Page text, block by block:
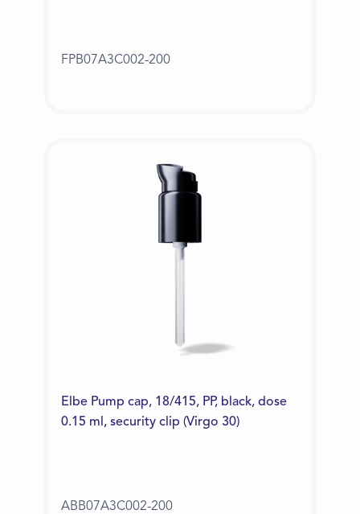
FPB07A3C002-200
Elbe Pump cap, 18/415, PP, black, dose
0.15 ml, security clip (Virgo 30)
ABB07A3C002-200